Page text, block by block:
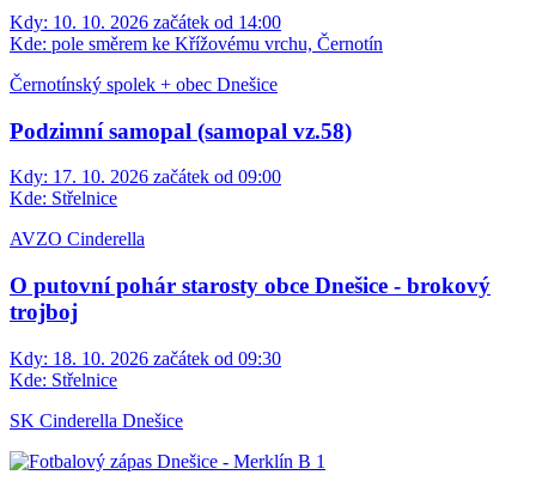
Kdy: 10. 10. 2026 začátek od 14:00
Kde: pole směrem ke Křížovému vrchu, Černotín
Černotínský spolek + obec Dnešice
Podzimní samopal (samopal vz.58)
Kdy: 17. 10. 2026 začátek od 09:00
Kde: Střelnice
AVZO Cinderella
O putovní pohár starosty obce Dnešice - brokový
trojboj
Kdy: 18. 10. 2026 začátek od 09:30
Kde: Střelnice
SK Cinderella Dnešice